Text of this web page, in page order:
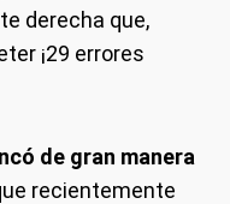
derecha que,
¡29 errores
de gran manera
recientemente